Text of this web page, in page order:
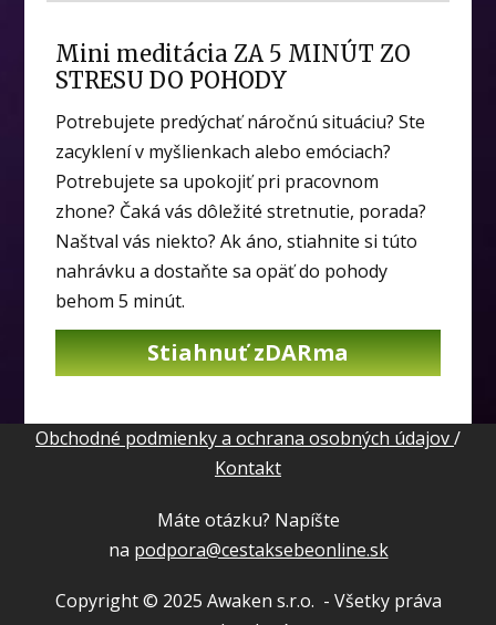
Mini meditácia ZA 5 MINÚT ZO
STRESU DO POHODY
Potrebujete predýchať náročnú situáciu? Ste
zacyklení v myšlienkach alebo emóciach?
Potrebujete sa upokojiť pri pracovnom
zhone? Čaká vás dôležité stretnutie, porada?
Naštval vás niekto? Ak áno, stiahnite si túto
nahrávku a dostaňte sa opäť do pohody
behom 5 minút.
Stiahnuť zDARma
Obchodné podmienky a ochrana osobných údajov/
Kontakt
Máte otázku? Napíšte
na podpora@cestaksebeonline.sk
Copyright © 2025 Awaken s.r.o. - Všetky práva